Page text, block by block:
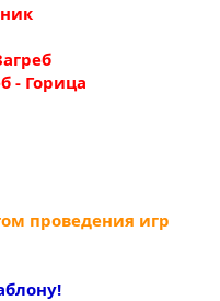
- Горица
проведения игр